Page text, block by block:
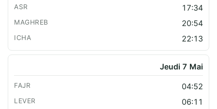
17:34
20:54
22:13
Jeudi 7 Mai
04:52
06:11